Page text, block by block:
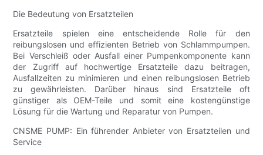
Die Bedeutung von Ersatzteilen
Ersatzteile spielen eine entscheidende Rolle für den
reibungslosen und effizienten Betrieb von Schlammpumpen.
Bei Verschleiß oder Ausfall einer Pumpenkomponente kann
der Zugriff auf hochwertige Ersatzteile dazu beitragen,
Ausfallzeiten zu minimieren und einen reibungslosen Betrieb
zu gewährleisten. Darüber hinaus sind Ersatzteile oft
günstiger als OEM-Teile und somit eine kostengünstige
Lösung für die Wartung und Reparatur von Pumpen.
CNSME PUMP: Ein führender Anbieter von Ersatzteilen und
Service